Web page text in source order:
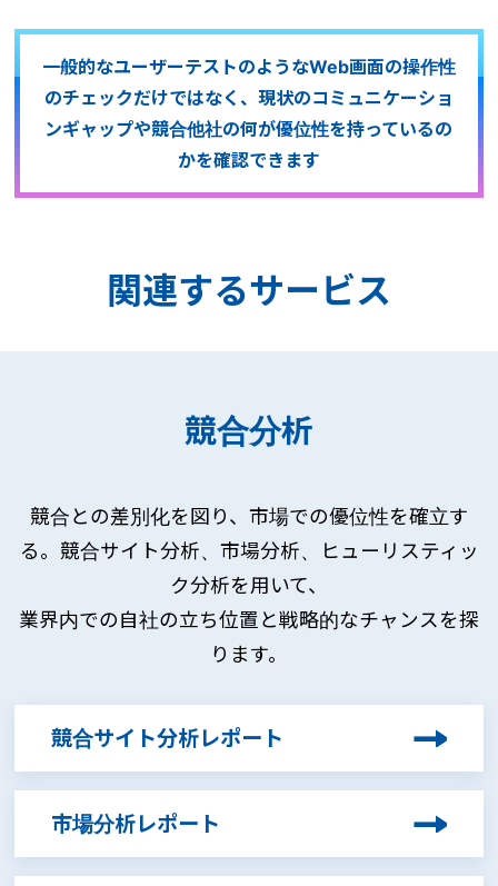
一般的なユーザーテストのようなWeb画面の操作性
のチェックだけではなく、現状のコミュニケーショ
ンギャップや競合他社の何が優位性を持っているの
かを確認できます
関連するサービス
競合分析
競合との差別化を図り、市場での優位性を確立す
る。競合サイト分析、市場分析、ヒューリスティッ
ク分析を用いて、
業界内での自社の立ち位置と戦略的なチャンスを探
ります。
競合サイト分析レポート
市場分析レポート